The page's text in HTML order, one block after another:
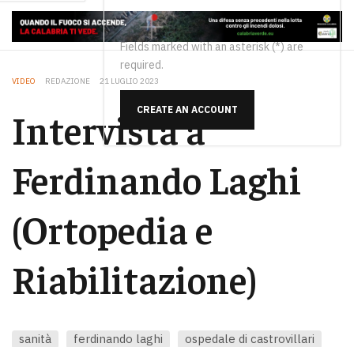
Fields marked with an asterisk (*) are
required.
CREATE AN ACCOUNT
VIDEO REDAZIONE 21 LUGLIO 2023
Intervista a
Ferdinando Laghi
(Ortopedia e
Riabilitazione)
sanità ferdinando laghi
ospedale di castrovillari